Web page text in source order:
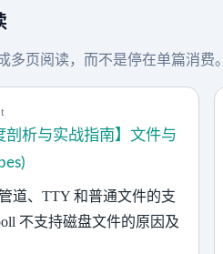
多页阅读，而不是停在单篇消费。
剖析与实战指南】文件与
道、TTY 和普通文件的支
不支持磁盘文件的原因及